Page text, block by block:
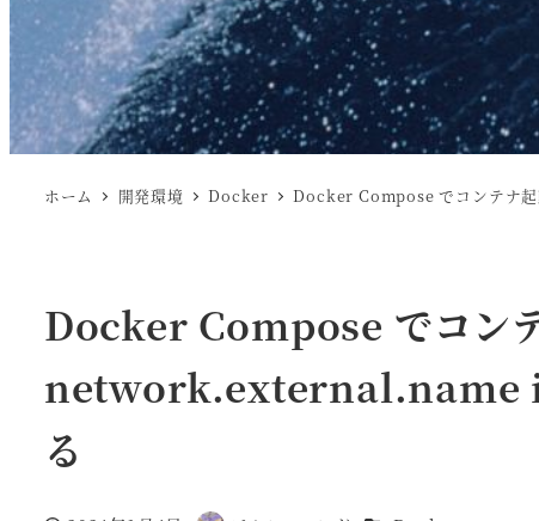
ホーム 開発環境 Docker Docker Compose でコンテナ
Docker Compose でコ
network.external.name
る